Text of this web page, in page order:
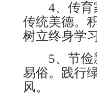
4、传育家
传统美德。
树立终身学
5、节俭新
易俗。践行
风。